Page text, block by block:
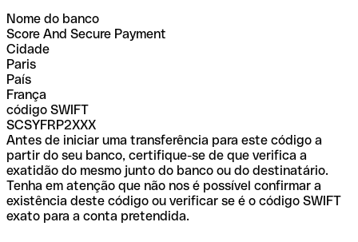
Nome do banco
Score And Secure Payment
Cidade
Paris
País
França
código SWIFT
SCSYFRP2XXX
Antes de iniciar uma transferência para este código a
partir do seu banco, certifique-se de que verifica a
exatidão do mesmo junto do banco ou do destinatário.
Tenha em atenção que não nos é possível confirmar a
existência deste código ou verificar se é o código SWIFT
exato para a conta pretendida.